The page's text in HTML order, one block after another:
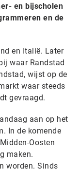
en bijscholen
en de
en Italië. Later
waar Randstad
wijst op de
waar steeds
gevraagd.
aan op het
In de komende
Oosten
maken.
worden. Sinds